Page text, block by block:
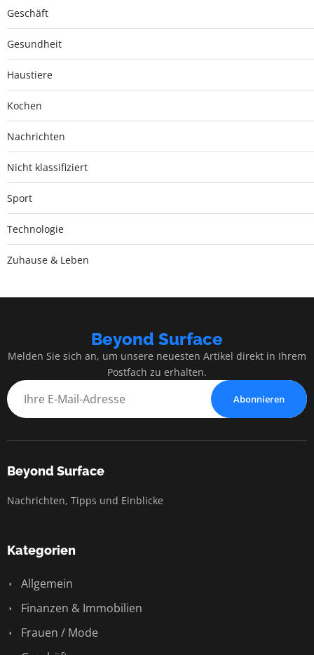
Geschäft
Gesundheit
Haustiere
Kochen
Nachrichten
Nicht klassifiziert
Sport
Technologie
Zuhause & Leben
Beyond Surface
Melden Sie sich an, um unsere neuesten Artikel direkt in Ihrem
Postfach zu erhalten.
Abonnieren
Beyond Surface
Nachrichten, Tipps und Einblicke
Kategorien
Allgemein
Finanzen & Immobilien
Frauen / Mode